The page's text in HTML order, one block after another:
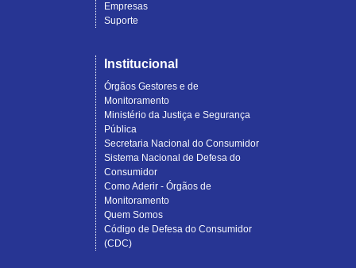
Empresas
Suporte
Institucional
Órgãos Gestores e de
Monitoramento
Ministério da Justiça e Segurança
Pública
Secretaria Nacional do Consumidor
Sistema Nacional de Defesa do
Consumidor
Como Aderir - Órgãos de
Monitoramento
Quem Somos
Código de Defesa do Consumidor
(CDC)